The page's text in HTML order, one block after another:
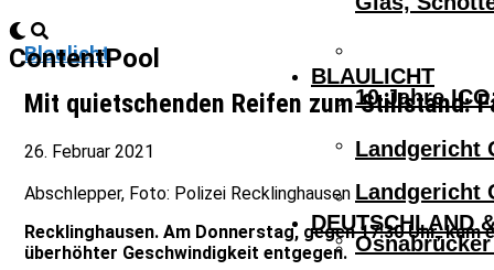
ContentPool
10 Jahre
Landgericht
BLAULICHT
Landgericht
DEUTSCHLAND
Blaulicht
Mit quietschenden Reifen zum Stillstand:
26. Februar 2021
Abschlepper, Foto: Polizei Recklinghausen
Recklinghausen. Am Donnerstag, gegen 17:30 Uhr,
überhöhter Geschwindigkeit entgegen.